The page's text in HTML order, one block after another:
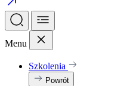
Menu
Szkolenia
Powrót